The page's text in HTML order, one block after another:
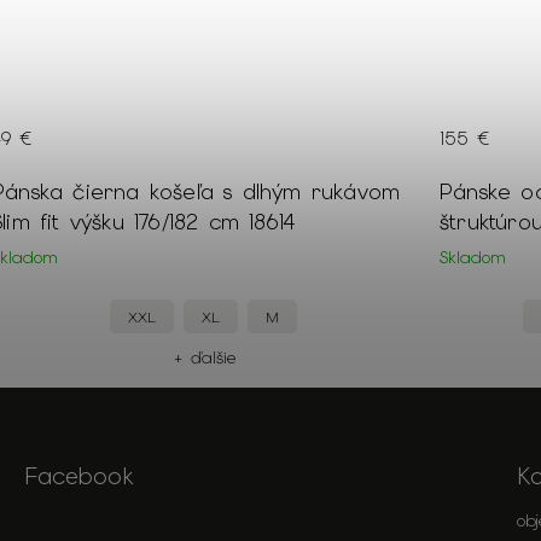
čierna košeľa s dlhým rukávom
fit výšku 176/182 cm 18614
€
XXL XL M
+ ďalšie
Pánske
Skladom
155 €
Facebook